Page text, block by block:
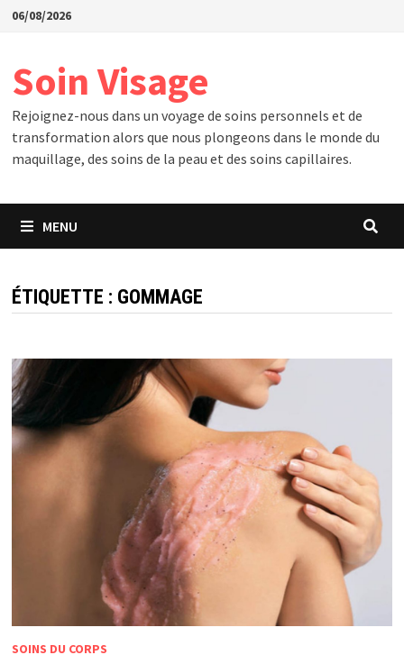
Passer
06/08/2026
Soin Visage
Rejoignez-nous dans un voyage de soins personnels et de
transformation alors que nous plongeons dans le monde du
maquillage, des soins de la peau et des soins capillaires.
MENU
ÉTIQUETTE : GOMMAGE
SOINS DU CORPS